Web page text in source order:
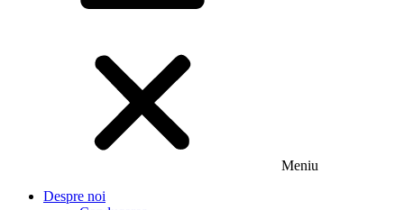
Meniu
Despre noi